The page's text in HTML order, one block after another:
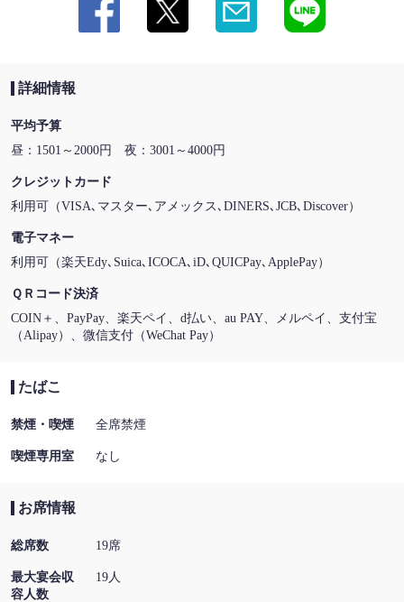
詳細情報
平均予算
昼：1501～2000円 夜：3001～4000円
クレジットカード
利用可（VISA､マスター､アメックス､DINERS､JCB､Discover）
電子マネー
利用可（楽天Edy､Suica､ICOCA､iD､QUICPay､ApplePay）
ＱＲコード決済
COIN＋、PayPay、楽天ペイ、d払い、au PAY、メルペイ、支付宝
（Alipay）、微信支付（WeChat Pay）
たばこ
禁煙・喫煙 全席禁煙
喫煙専用室 なし
お席情報
総席数 19席
最大宴会収
容人数
19人